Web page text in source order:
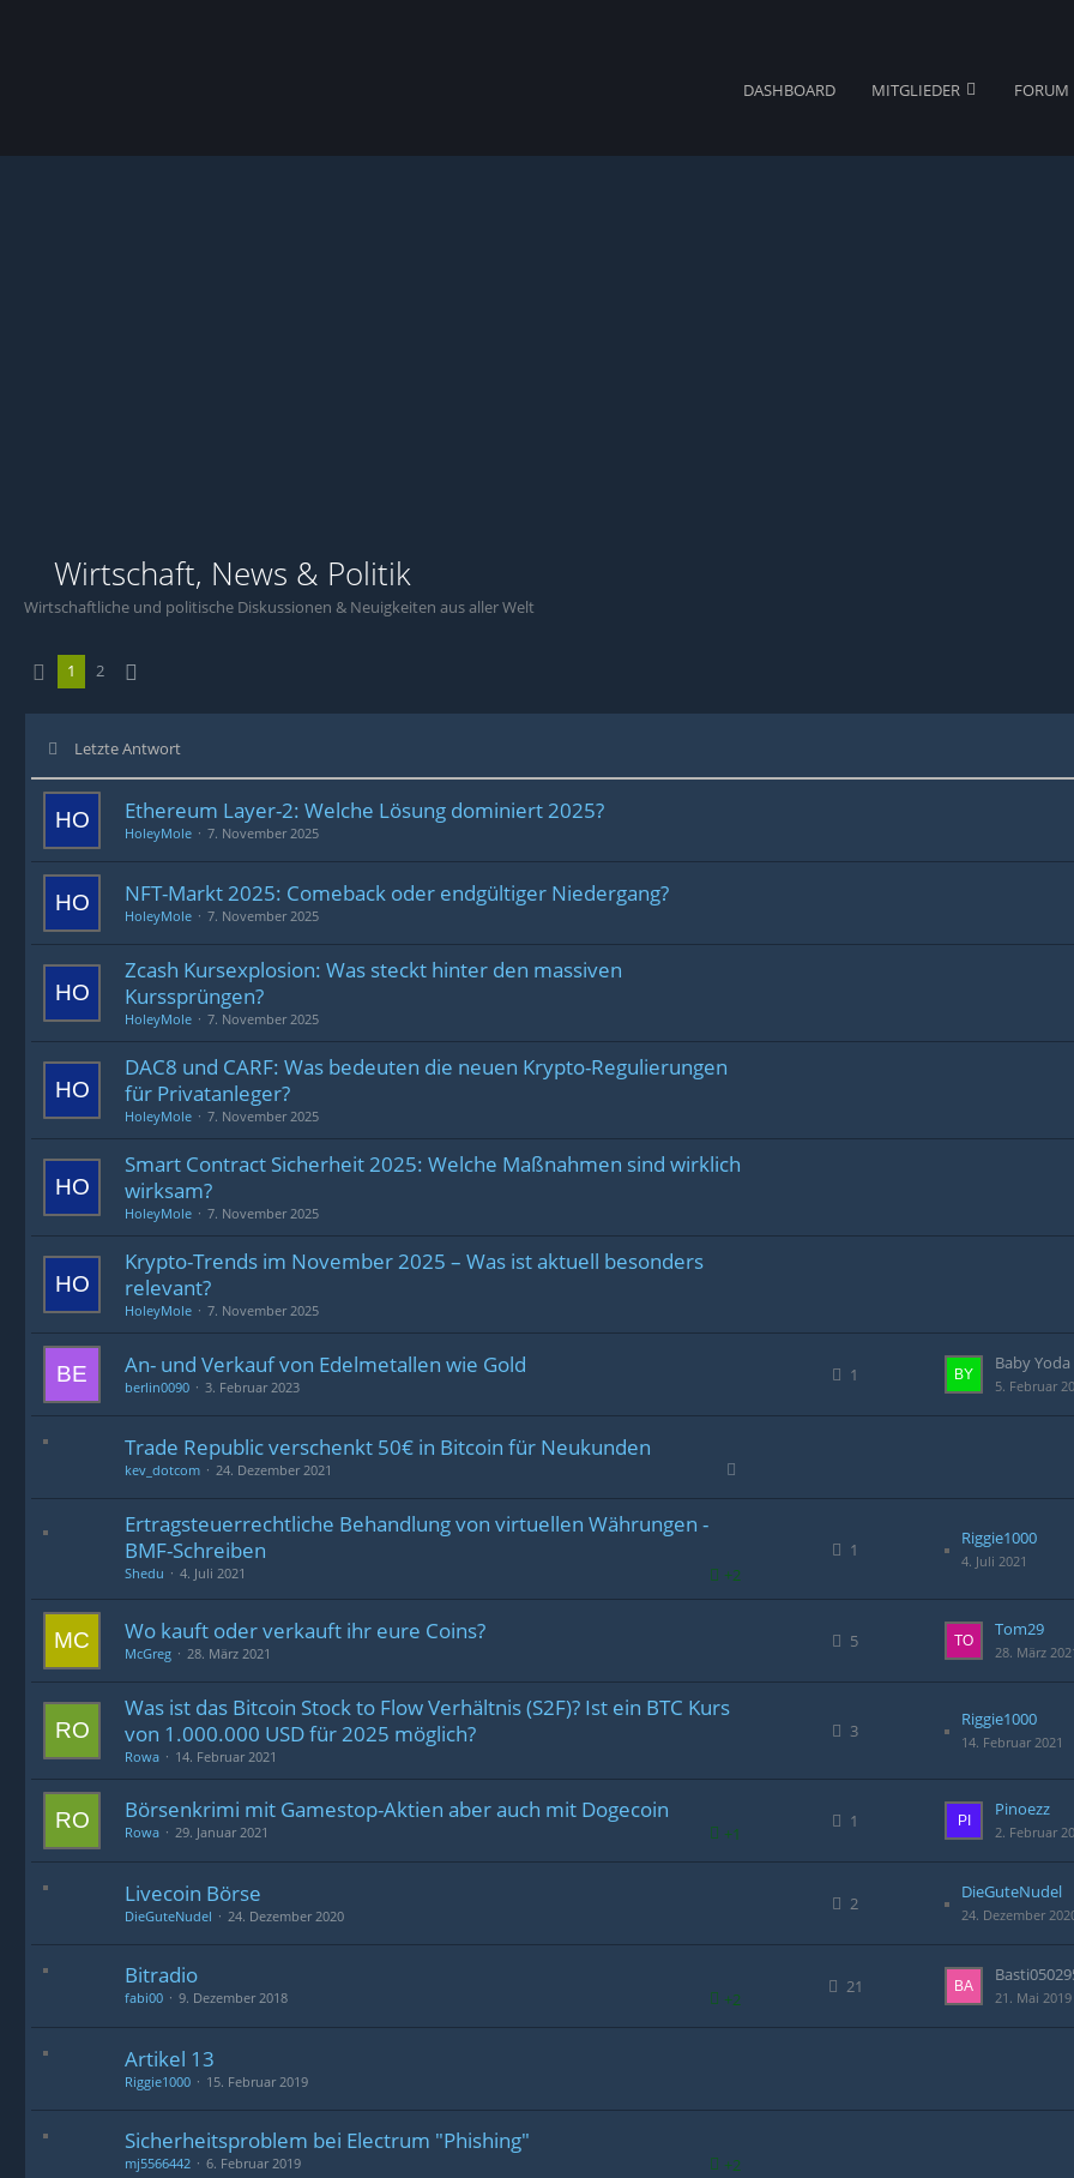
DASHBOARD MITGLIEDER FORUM
Wirtschaft, News & Politik
Wirtschaftliche und politische Diskussionen & Neuigkeiten aus aller Welt
1 2
Letzte Antwort
Ethereum Layer-2: Welche Lösung dominiert 2025?
HoleyMole 7. November 2025
NFT-Markt 2025: Comeback oder endgültiger Niedergang?
HoleyMole 7. November 2025
Zcash Kursexplosion: Was steckt hinter den massiven
Kurssprüngen?
HoleyMole 7. November 2025
DAC8 und CARF: Was bedeuten die neuen Krypto-Regulierungen
für Privatanleger?
HoleyMole 7. November 2025
Smart Contract Sicherheit 2025: Welche Maßnahmen sind wirklich
wirksam?
HoleyMole 7. November 2025
Krypto-Trends im November 2025 – Was ist aktuell besonders
relevant?
HoleyMole 7. November 2025
An- und Verkauf von Edelmetallen wie Gold
berlin0090 3. Februar 2023
1
Baby Yoda
5. Februar
Trade Republic verschenkt 50€ in Bitcoin für Neukunden
kev_dotcom 24. Dezember 2021
Er­trag­steu­er­recht­li­che Be­hand­lung von vir­tu­el­len Wäh­run­gen -
BMF-Schrei­ben
+2
Shedu 4. Juli 2021
1
Riggie1000
4. Juli 2021
Wo kauft oder verkauft ihr eure Coins?
McGreg 28. März 2021
5
Tom29
28. März
Was ist das Bitcoin Stock to Flow Verhältnis (S2F)? Ist ein BTC Kurs
von 1.000.000 USD für 2025 möglich?
Rowa 14. Februar 2021
3
Riggie1000
14. Februar 2021
Börsenkrimi mit Gamestop-Aktien aber auch mit Dogecoin
+1
Rowa 29. Januar 2021
1
Pinoezz
2. Februar
Livecoin Börse
DieGuteNudel 24. Dezember 2020
2
DieGuteNudel
24. Dezember
Bitradio
+2
fabi00 9. Dezember 2018
21
21. Mai 2019
Artikel 13
Riggie1000 15. Februar 2019
Sicherheitsproblem bei Electrum "Phishing"
+2
mj5566442 6. Februar 2019